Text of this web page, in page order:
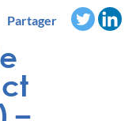
Partager
–